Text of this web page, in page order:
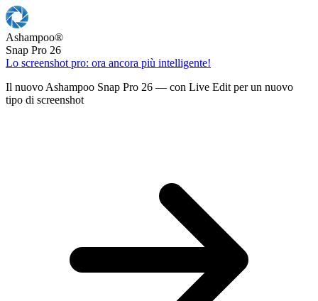
Ashampoo®
Snap Pro 26
Lo screenshot pro: ora ancora più intelligente!
Il nuovo Ashampoo Snap Pro 26 — con Live Edit per un nuovo
tipo di screenshot